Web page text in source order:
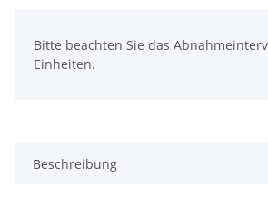
Bitte beachten Sie das
Einheiten.
Beschreibung